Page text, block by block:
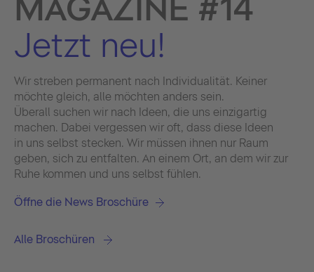
Jetzt neu!
Wir streben permanent nach Individualität. Keiner
möchte gleich, alle möchten anders sein.
Überall suchen wir nach Ideen, die uns einzigartig
machen. Dabei vergessen wir oft, dass diese Ideen
in uns selbst stecken. Wir müssen ihnen nur Raum
geben, sich zu entfalten. An einem Ort, an dem wir zur
Ruhe kommen und uns selbst fühlen.
Öffne die News Broschüre
Alle Broschüren